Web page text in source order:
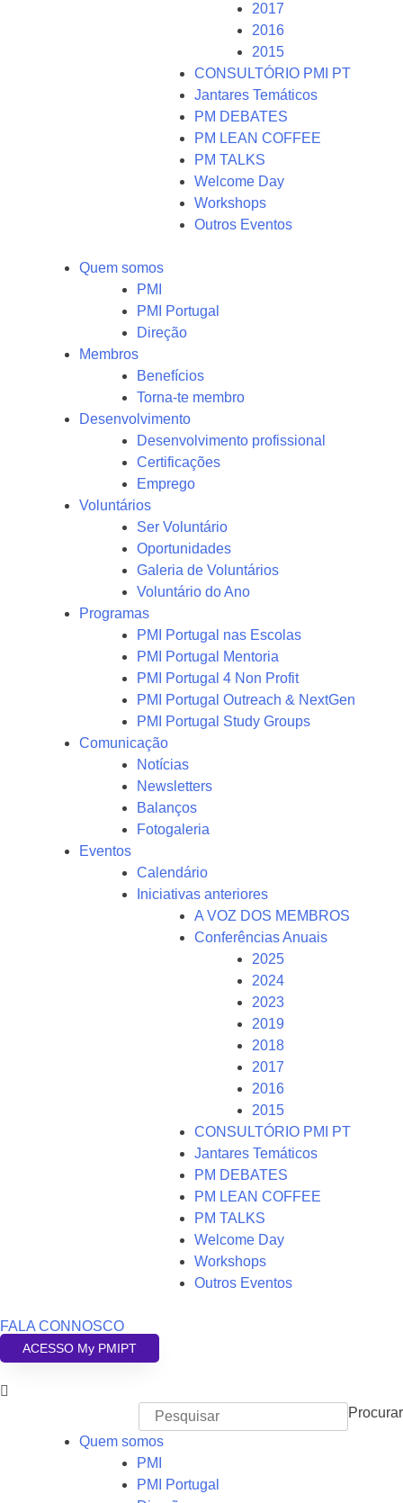
2017
2016
2015
CONSULTÓRIO PMI PT
Jantares Temáticos
PM DEBATES
PM LEAN COFFEE
PM TALKS
Welcome Day
Workshops
Outros Eventos
Quem somos
PMI
PMI Portugal
Direção
Membros
Benefícios
Torna-te membro
Desenvolvimento
Desenvolvimento profissional
Certificações
Emprego
Voluntários
Ser Voluntário
Oportunidades
Galeria de Voluntários
Voluntário do Ano
Programas
PMI Portugal nas Escolas
PMI Portugal Mentoria
PMI Portugal 4 Non Profit
PMI Portugal Outreach & NextGen
PMI Portugal Study Groups
Comunicação
Notícias
Newsletters
Balanços
Fotogaleria
Eventos
Calendário
Iniciativas anteriores
A VOZ DOS MEMBROS
Conferências Anuais
2025
2024
2023
2019
2018
2017
2016
2015
CONSULTÓRIO PMI PT
Jantares Temáticos
PM DEBATES
PM LEAN COFFEE
PM TALKS
Welcome Day
Workshops
Outros Eventos
FALA CONNOSCO
ACESSO My PMIPT
Procurar
Quem somos
PMI
PMI Portugal